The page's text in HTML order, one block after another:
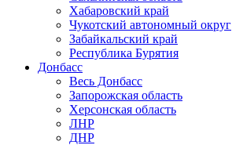
Хабаровский край
Чукотский автономный округ
Забайкальский край
Республика Бурятия
Донбасс
Весь Донбасс
Запорожская область
Херсонская область
ЛНР
ДНР